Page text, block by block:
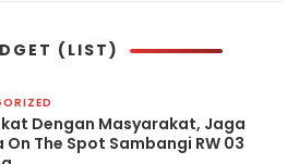
(LIST)
Dengan Masyarakat, Jaga
The Spot Sambangi RW 03